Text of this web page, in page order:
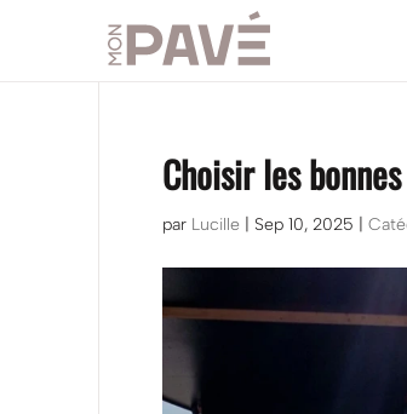
Choisir les
par Lucille Sep 10, 2025 |